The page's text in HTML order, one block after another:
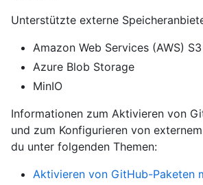
Unterstützte externe
Amazon Web Services (AWS) S3
Azure Blob Storage
MinIO
Informationen zum Aktivieren von
und zum Konfigurieren von
du unter folgenden Themen:
Aktivieren von GitHub-Paketen